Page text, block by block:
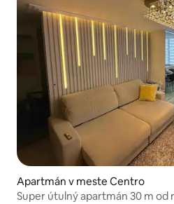
Apartmán v meste Centro
Super útulný apartmán 30 m od